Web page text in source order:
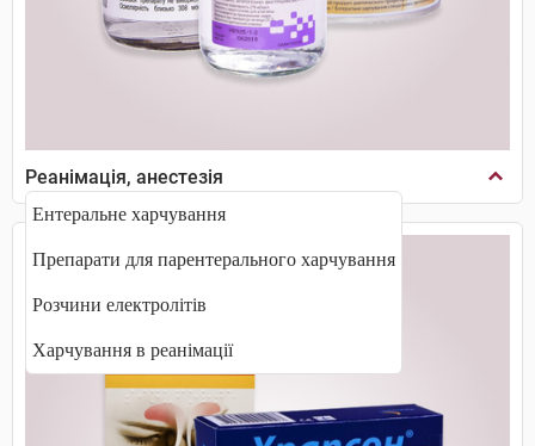
Реанімація, анестезія
Ентеральне харчування
Препарати для парентерального харчування
Розчини електролітів
Харчування в реанімації